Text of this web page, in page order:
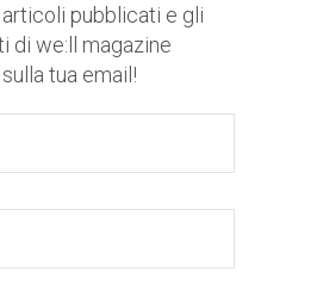
pubblicati e gli
di we:ll magazine
tua email!